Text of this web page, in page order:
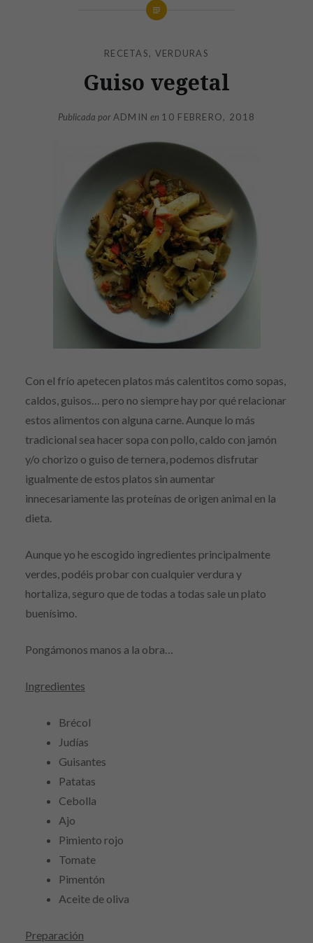
RECETAS, VERDURAS
Guiso vegetal
Publicada por ADMIN en 10 FEBRERO, 2018
Con el frío apetecen platos más calentitos como sopas,
caldos, guisos… pero no siempre hay por qué relacionar
estos alimentos con alguna carne. Aunque lo más
tradicional sea hacer sopa con pollo, caldo con jamón
y/o chorizo o guiso de ternera, podemos disfrutar
igualmente de estos platos sin aumentar
innecesariamente las proteínas de origen animal en la
dieta.
Aunque yo he escogido ingredientes principalmente
verdes, podéis probar con cualquier verdura y
hortaliza, seguro que de todas a todas sale un plato
buenísimo.
Pongámonos manos a la obra…
Ingredientes
Brécol
Judías
Guisantes
Patatas
Cebolla
Ajo
Pimiento rojo
Tomate
Pimentón
Aceite de oliva
Preparación